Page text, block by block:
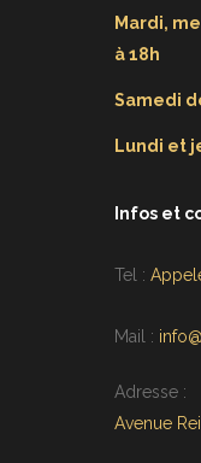
Mardi,
à 18h
Samedi
Lundi et
Infos et
Tel :
Mail :
Adresse :
Avenue